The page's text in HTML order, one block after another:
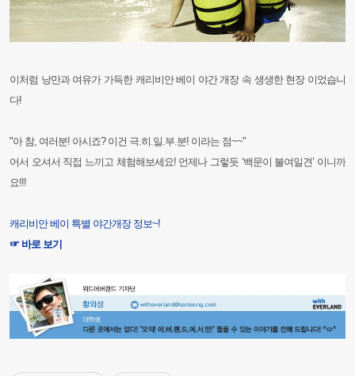
이처럼 낭만과 여유가 가득한 캐리비안 베이 야간 개장 속 생생한 현장 이었습니
다!
"아 참, 여러분! 아시죠? 이건 극.히.일.부.분! 이라는 점~~"
어서 오셔서 직접 느끼고 체험해보세요! 언제나 그렇듯 ‘백문이 불여일견’ 이니까
요!!!
캐리비안 베이 특별 야간개장 정보~!
☞ 바로 보기